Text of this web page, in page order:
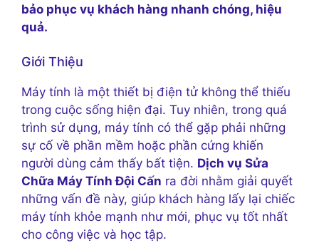
bảo phục vụ khách hàng nhanh chóng, hiệu
quả.
Giới Thiệu
Máy tính là một thiết bị điện tử không thể thiếu
trong cuộc sống hiện đại. Tuy nhiên, trong quá
trình sử dụng, máy tính có thể gặp phải những
sự cố về phần mềm hoặc phần cứng khiến
người dùng cảm thấy bất tiện. Dịch vụ Sửa
Chữa Máy Tính Đội Cấn ra đời nhằm giải quyết
những vấn đề này, giúp khách hàng lấy lại chiếc
máy tính khỏe mạnh như mới, phục vụ tốt nhất
cho công việc và học tập.